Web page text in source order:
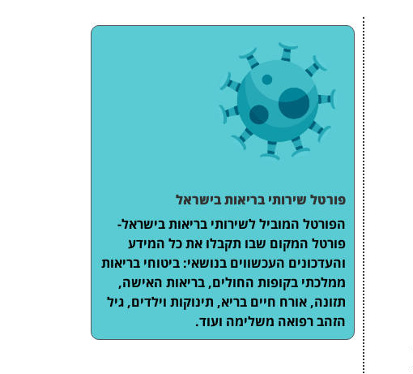
פורטל שירותי בריאות בישראל
הפורטל המוביל לשירותי בריאות בישראל-
פורטל המקום שבו תקבלו את כל המידע
והעדכונים העכשווים בנושאי: ביטוחי בריאות
ממלכתי בקופות החולים, בריאות האישה,
תזונה, אורח חיים בריא, תינוקות וילדים, גיל
הזהב רפואה משלימה ועוד.